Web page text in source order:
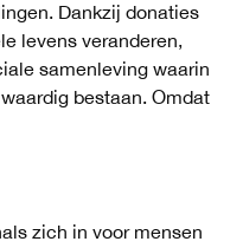
Dankzij donaties
levens veranderen,
samenleving waarin
bestaan. Omdat
zich in voor mensen